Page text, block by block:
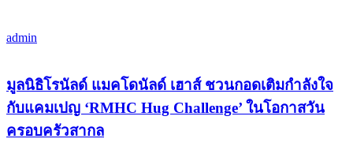
admin
มูลนิธิโรนัลด์ แมคโดนัลด์ เฮาส์ ชวนกอดเติมกำลังใจ
กับแคมเปญ ‘RMHC Hug Challenge’ ในโอกาสวัน
ครอบครัวสากล